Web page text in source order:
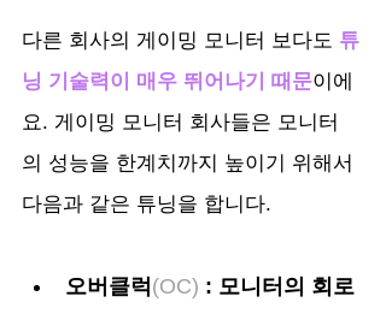
다른 회사의 게이밍 모니터 보다도 튜
닝 기술력이 매우 뛰어나기 때문이에
요. 게이밍 모니터 회사들은 모니터
의 성능을 한계치까지 높이기 위해서
다음과 같은 튜닝을 합니다.
오버클럭 (OC) : 모니터의 회로